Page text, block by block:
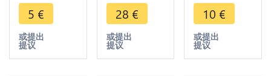
Capped
Liberty
Head 1884
-> Make
5 €
或提出
提议
Capped
Liberty
Head 1883
-> Make
28 €
或提出
提议
Capped
Liberty
Head 1890
-> Make
10 €
或提出
提议